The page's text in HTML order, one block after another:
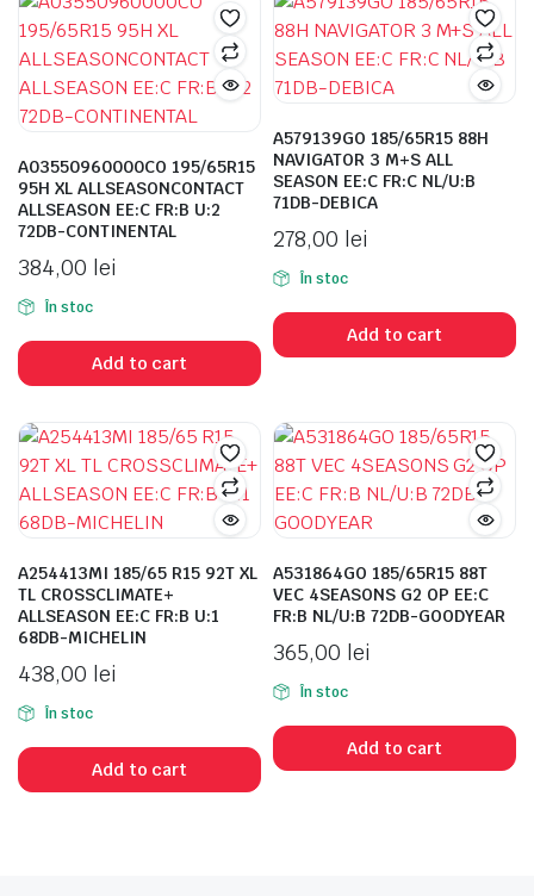
A03550960000CO 195/65R15
95H XL ALLSEASONCONTACT
ALLSEASON EE:C FR:B U:2
72DB-CONTINENTAL
384,00 lei
În stoc
Add to cart
A579139GO 185/65R15 88H
NAVIGATOR 3 M+S ALL
SEASON EE:C FR:C NL/U:B
71DB-DEBICA
278,00 lei
În stoc
Add to cart
A254413MI 185/65 R15 92T XL
TL CROSSCLIMATE+
ALLSEASON EE:C FR:B U:1
68DB-MICHELIN
438,00 lei
În stoc
Add to cart
A531864GO 185/65R15 88T
VEC 4SEASONS G2 OP EE:C
FR:B NL/U:B 72DB-GOODYEAR
365,00 lei
În stoc
Add to cart